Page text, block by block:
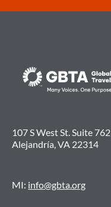
107 S West St. Suite 762
Alejandría, VA 22314
MI: info@gbta.org